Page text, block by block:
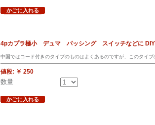
かごに入れる
4pカプラ極小 デュマ パッシング スイッチなどに DIY
中国ではコード付きのタイプのものはよくあるのですが、このタイ
値段: ￥ 250
数量
かごに入れる